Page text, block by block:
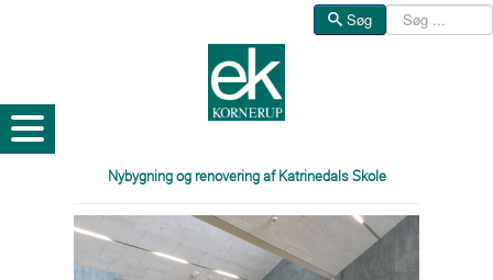
Søg Søg
Nybygning og renovering af Katrinedals Skole